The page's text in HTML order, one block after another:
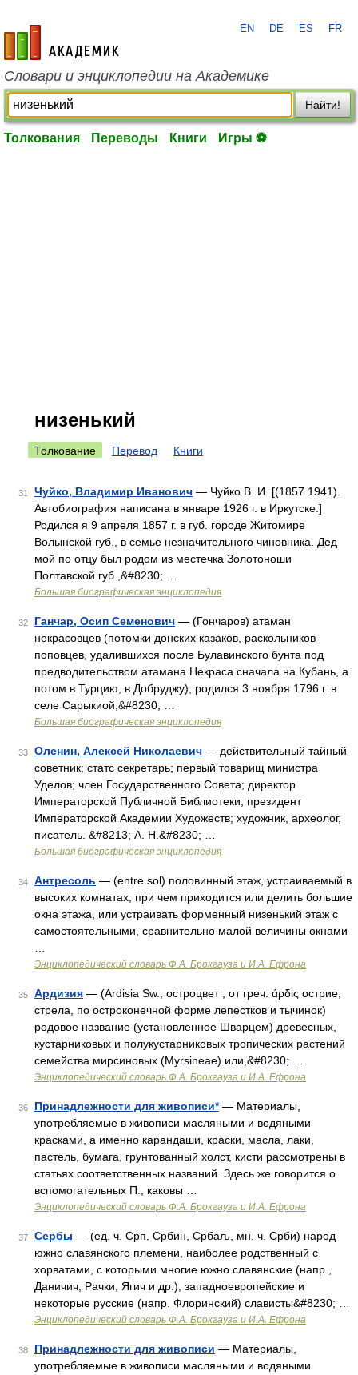
academic.ru
EN DE ES FR
Словари и энциклопедии на Академике
Найти!
Толкования Переводы Книги Игры ⚽
низенький
Толкование Перевод Книги
31 Чуйко, Владимир Иванович — Чуйко В. И. [(1857 1941).
Автобиография написана в январе 1926 г. в Иркутске.]
Родился я 9 апреля 1857 г. в губ. городе Житомире
Волынской губ., в семье незначительного чиновника. Дед
мой по отцу был родом из местечка Золотоноши
Полтавской губ.,&#8230; …
Большая биографическая энциклопедия
32 Ганчар, Осип Семенович — (Гончаров) атаман
некрасовцев (потомки донских казаков, раскольников
поповцев, удалившихся после Булавинского бунта под
предводительством атамана Некраса сначала на Кубань, а
потом в Турцию, в Добруджу); родился 3 ноября 1796 г. в
селе Сарыкиой,&#8230; …
Большая биографическая энциклопедия
33 Оленин, Алексей Николаевич — действительный тайный
советник; статс секретарь; первый товарищ министра
Уделов; член Государственного Совета; директор
Императорской Публичной Библиотеки; президент
Императорской Академии Художеств; художник, археолог,
писатель. &#8213; А. Н.&#8230; …
Большая биографическая энциклопедия
34 Антресоль — (entre sol) половинный этаж, устраиваемый в
высоких комнатах, при чем приходится или делить большие
окна этажа, или устраивать форменный низенький этаж с
самостоятельными, сравнительно малой величины окнами
Энциклопедический словарь Ф.А. Брокгауза и И.А. Ефрона
35 Ардизия — (Ardisia Sw., остроцвет , от греч. άρδις острие,
стрела, по остроконечной форме лепестков и тычинок)
родовое название (установленное Шварцем) древесных,
кустарниковых и полукустарниковых тропических растений
семейства мирсиновых (Myrsineae) или,&#8230; …
Энциклопедический словарь Ф.А. Брокгауза и И.А. Ефрона
36 Принадлежности для живописи*— Материалы,
употребляемые в живописи масляными и водяными
красками, а именно карандаши, краски, масла, лаки,
пастель, бумага, грунтованный холст, кисти рассмотрены в
статьях соответственных названий. Здесь же говорится о
вспомогательных П., каковы …
Энциклопедический словарь Ф.А. Брокгауза и И.А. Ефрона
37 Сербы — (ед. ч. Срп, Србин, Србаљ, мн. ч. Срби) народ
южно славянского племени, наиболее родственный с
хорватами, с которыми многие южно славянские (напр.,
Даничич, Рачки, Ягич и др.), западноевропейские и
некоторые русские (напр. Флоринский) слависты&#8230; …
Энциклопедический словарь Ф.А. Брокгауза и И.А. Ефрона
38 Принадлежности для живописи — Материалы,
употребляемые в живописи масляными и водяными